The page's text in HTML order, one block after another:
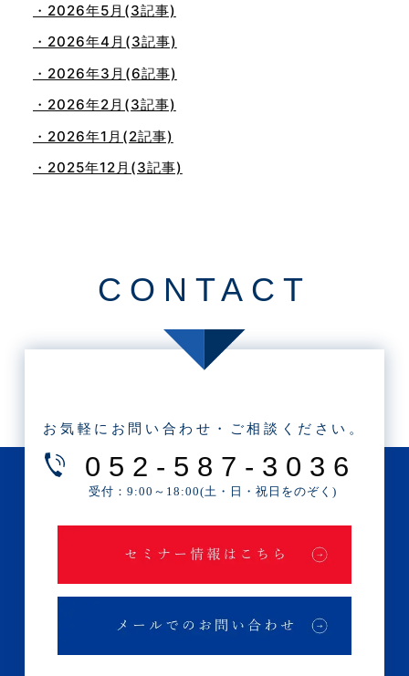
・2026年5月(3記事)
・2026年4月(3記事)
・2026年3月(6記事)
・2026年2月(3記事)
・2026年1月(2記事)
・2025年12月(3記事)
・2025年8月(2記事)
・2025年4月(1記事)
・2025年2月(3記事)
・2025年1月(1記事)
・2024年11月(2記事)
CONTACT
お気軽にお問い合わせ・ご相談ください。
052-587-3036
受付：9:00～18:00(土・日・祝日をのぞく)